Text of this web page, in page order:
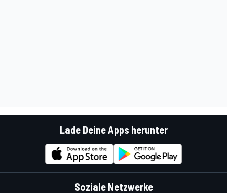
Lade Deine Apps herunter
Soziale Netzwerke